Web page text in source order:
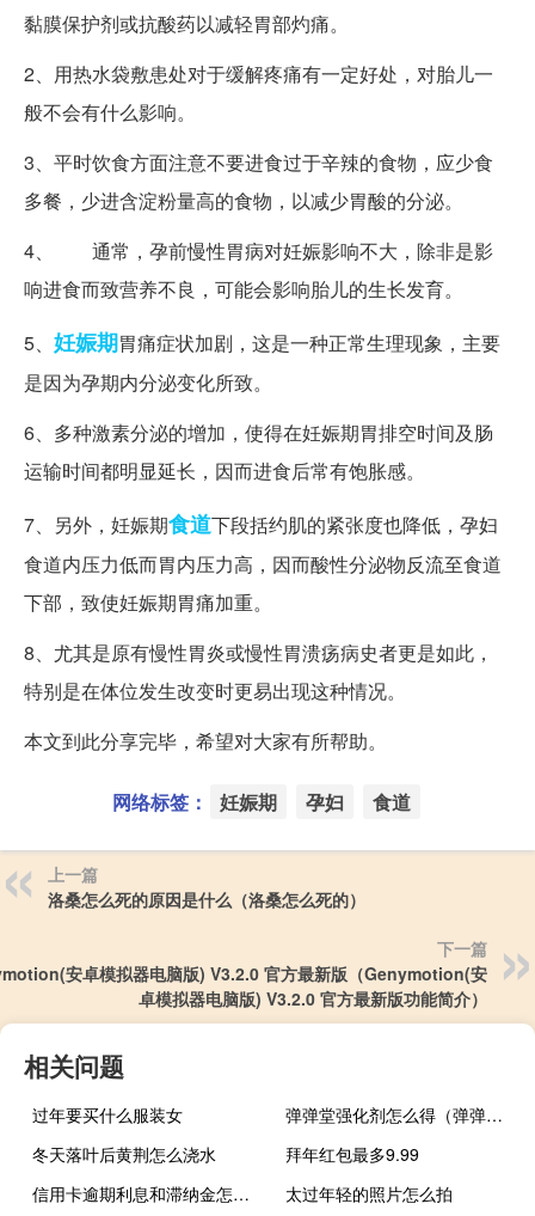
黏膜保护剂或抗酸药以减轻胃部灼痛。
2、用热水袋敷患处对于缓解疼痛有一定好处，对胎儿一
般不会有什么影响。
3、平时饮食方面注意不要进食过于辛辣的食物，应少食
多餐，少进含淀粉量高的食物，以减少胃酸的分泌。
4、 通常，孕前慢性胃病对妊娠影响不大，除非是影
响进食而致营养不良，可能会影响胎儿的生长发育。
5、 妊娠期胃痛症状加剧，这是一种正常生理现象，主要
是因为孕期内分泌变化所致。
6、多种激素分泌的增加，使得在妊娠期胃排空时间及肠
运输时间都明显延长，因而进食后常有饱胀感。
7、另外，妊娠期食道下段括约肌的紧张度也降低，孕妇
食道内压力低而胃内压力高，因而酸性分泌物反流至食道
下部，致使妊娠期胃痛加重。
8、尤其是原有慢性胃炎或慢性胃溃疡病史者更是如此，
特别是在体位发生改变时更易出现这种情况。
本文到此分享完毕，希望对大家有所帮助。
网络标签： 妊娠期 孕妇 食道
上一篇
洛桑怎么死的原因是什么（洛桑怎么死的）
下一篇
安卓模拟器电脑版) V3.2.0 官方最新版（Genymotion(安
卓模拟器电脑版) V3.2.0 官方最新版功能简介）
相关问题
过年要买什么服装女
弹弹堂强化剂怎么得（弹弹堂强化）
冬天落叶后黄荆怎么浇水
拜年红包最多9.99
信用卡逾期利息和滞纳金怎么算
太过年轻的照片怎么拍